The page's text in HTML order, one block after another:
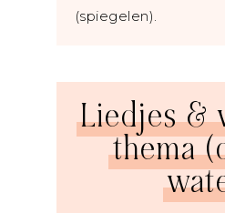
(spiegelen).
Liedjes &
thema